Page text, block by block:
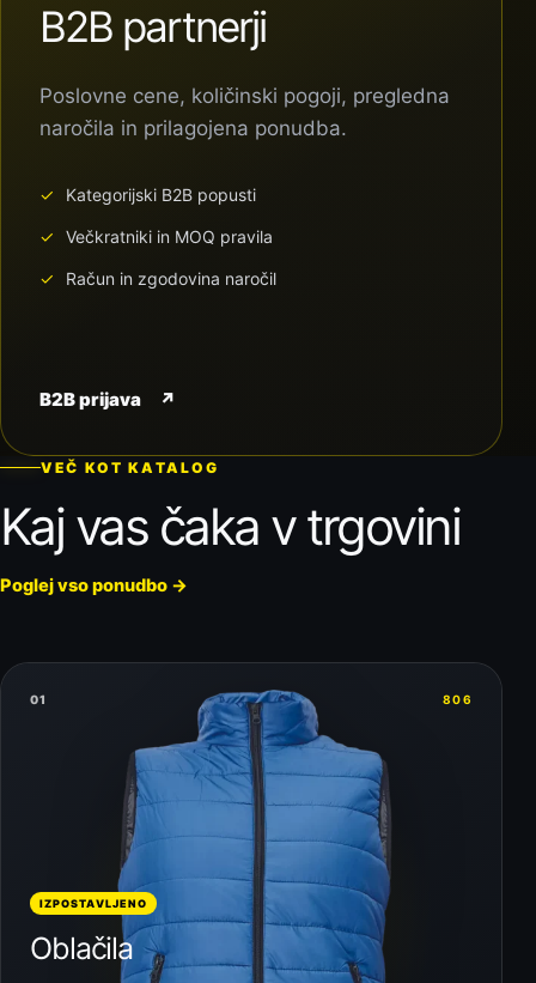
B2B partnerji
Poslovne cene, količinski pogoji, pregledna
naročila in prilagojena ponudba.
Kategorijski B2B popusti
Večkratniki in MOQ pravila
Račun in zgodovina naročil
B2B prijava ↗
VEČ KOT KATALOG
Kaj vas čaka v trgovini
Poglej vso ponudbo →
01 806
IZPOSTAVLJENO
Oblačila